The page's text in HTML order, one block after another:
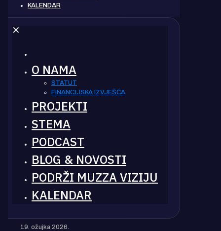
KALENDAR
✕
O NAMA
STATUT
FINANCIJSKA IZVJEŠĆA
PROJEKTI
STEMA
PODCAST
BLOG & NOVOSTI
PODRŽI MUZZA VIZIJU
KALENDAR
19. ožujka 2026.